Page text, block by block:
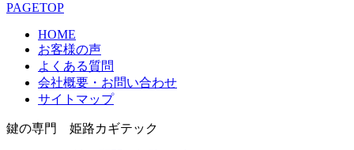
PAGETOP
HOME
お客様の声
よくある質問
会社概要・お問い合わせ
サイトマップ
鍵の専門 姫路カギテック